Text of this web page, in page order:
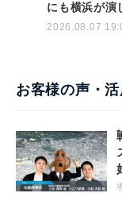
にも横浜が演
2026.08.07
お客様の声・活